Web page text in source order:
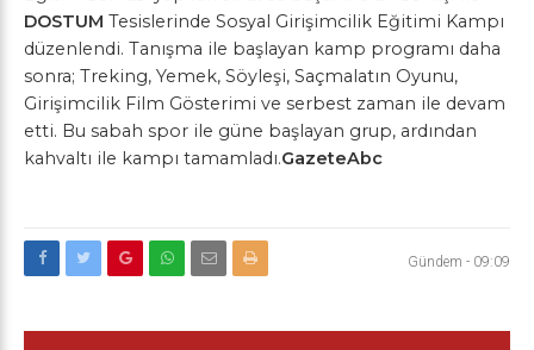
DOSTUM Tesislerinde Sosyal Girişimcilik Eğitimi Kampı
düzenlendi. Tanışma ile başlayan kamp programı daha
sonra; Treking, Yemek, Söyleşi, Saçmalatın Oyunu,
Girişimcilik Film Gösterimi ve serbest zaman ile devam
etti. Bu sabah spor ile güne başlayan grup, ardından
kahvaltı ile kampı tamamladı.GazeteAbc
Gündem - 09:09